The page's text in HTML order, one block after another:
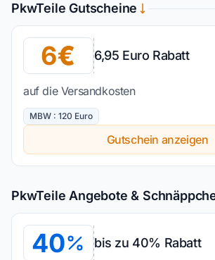
PkwTeile Gutscheine
6 6,95 Euro Rabatt
auf die Versandkosten
MBW : 120 Euro
Gutschein anzeigen
PkwTeile Angebote &
40 bis zu 40% Rabatt